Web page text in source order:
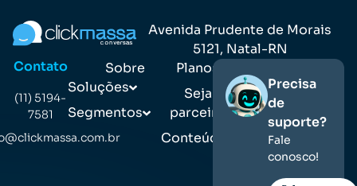
Avenida Prudente de Morais
5121, Natal-RN
Contato
(11) 5194-
7581
Sobre
Soluções
Segmentos
Planos
Seja
parceiro
Conteúdos
Precisa
de
suporte?
Fale
conosco!